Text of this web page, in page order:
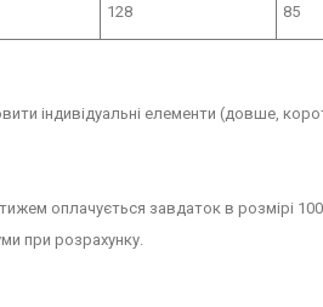
128 85
індивідуальні елементи (довше,
оплачується завдаток в розмірі
при розрахунку.